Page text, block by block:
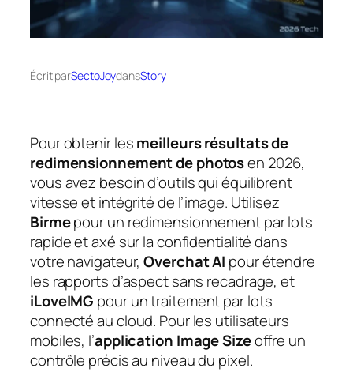
Écrit parSectoJoydansStory
Pour obtenir lesmeilleurs résultats de
redimensionnement de photosen 2026,
vous avez besoin d’outils qui équilibrent
vitesse et intégrité de l’image. Utilisez
Birmepour un redimensionnement par lots
rapide et axé sur la confidentialité dans
votre navigateur,Overchat AI pour étendre
les rapports d’aspect sans recadrage, et
iLoveIMG pour un traitement par lots
connecté au cloud. Pour les utilisateurs
mobiles, l’application Image Sizeoffre un
contrôle précis au niveau du pixel.